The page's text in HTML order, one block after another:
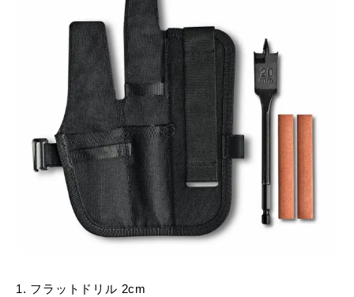
1. フラットドリル 2cm